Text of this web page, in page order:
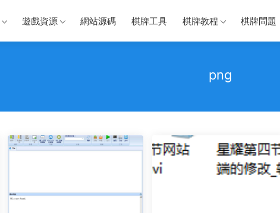
遊戲資源 網站源碼 棋牌工具 棋牌教程 棋牌問題
png